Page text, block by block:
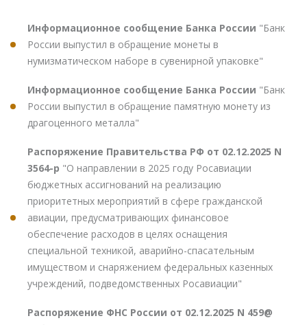
Информационное сообщение Банка России "Банк
России выпустил в обращение монеты в
нумизматическом наборе в сувенирной упаковке"
Информационное сообщение Банка России "Банк
России выпустил в обращение памятную монету из
драгоценного металла"
Распоряжение Правительства РФ от 02.12.2025 N
3564-р "О направлении в 2025 году Росавиации
бюджетных ассигнований на реализацию
приоритетных мероприятий в сфере гражданской
авиации, предусматривающих финансовое
обеспечение расходов в целях оснащения
специальной техникой, аварийно-спасательным
имуществом и снаряжением федеральных казенных
учреждений, подведомственных Росавиации"
Распоряжение ФНС России от 02.12.2025 N 459@